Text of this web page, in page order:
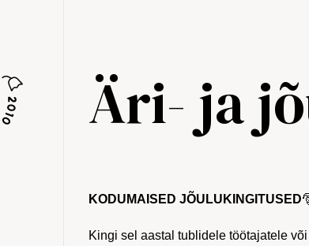
Äri- ja
KODUMAISED JÕULUKINGITUSED
Kingi sel aastal tublidele töötajatele